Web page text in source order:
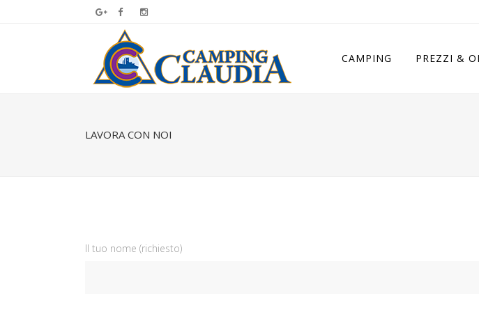
CAMPING PREZZI &
LAVORA CON NOI
Il tuo nome (richiesto)